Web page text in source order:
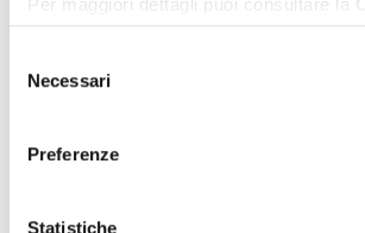
"Rifiuta".
delNecessari
Preferenze
Statistiche